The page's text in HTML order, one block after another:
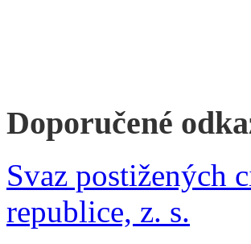
Doporučené
Svaz postižených
republice, z. s.